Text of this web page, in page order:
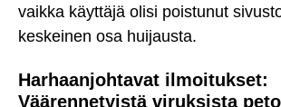
vaikka käyttäjä olisi poistunut
keskeinen osa huijausta.
Harhaanjohtavat ilmoitukset:
Väärennetyistä viruksista